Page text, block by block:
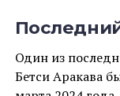
Один из
Бетси Аракава